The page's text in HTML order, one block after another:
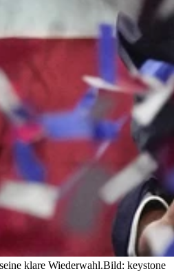
klare Wiederwahl.Bild: keystone